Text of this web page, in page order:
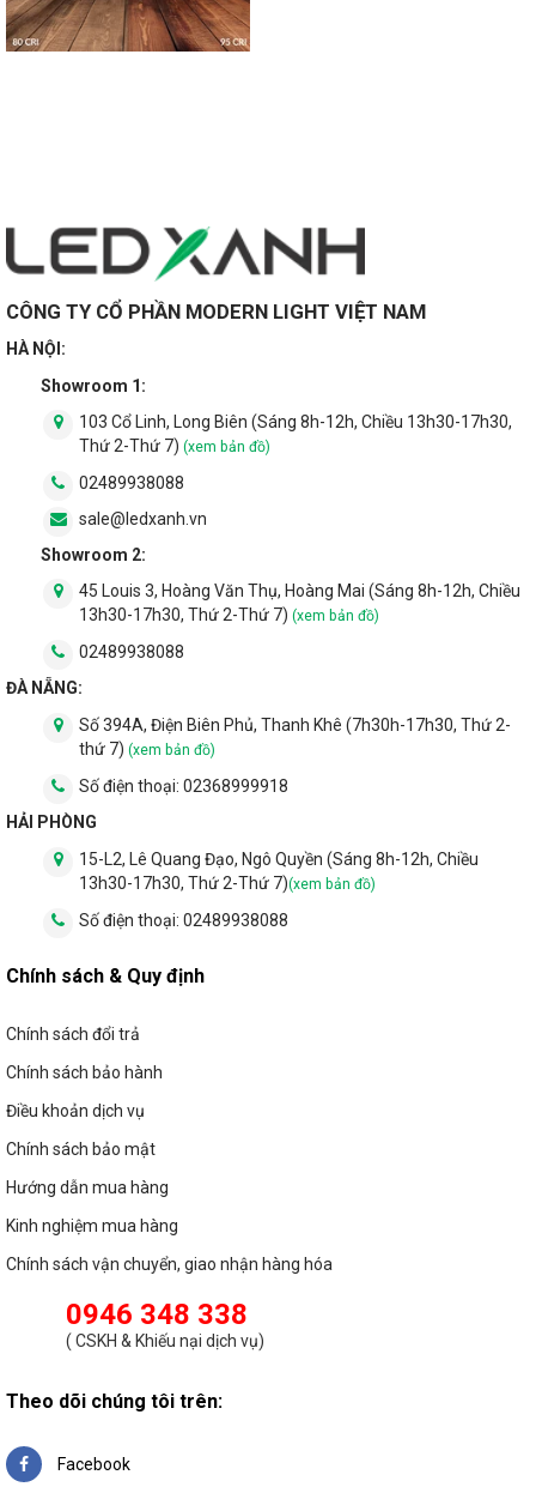
CÔNG TY CỔ PHẦN MODERN LIGHT VIỆT NAM
HÀ NỘI:
Showroom 1:
103 Cổ Linh, Long Biên (Sáng 8h-12h, Chiều 13h30-17h30,
Thứ 2-Thứ 7) (xem bản đồ)
02489938088
sale@ledxanh.vn
Showroom 2:
45 Louis 3, Hoàng Văn Thụ, Hoàng Mai (Sáng 8h-12h, Chiều
13h30-17h30, Thứ 2-Thứ 7) (xem bản đồ)
02489938088
ĐÀ NẴNG:
Số 394A, Điện Biên Phủ, Thanh Khê (7h30h-17h30, Thứ 2-
thứ 7) (xem bản đồ)
Số điện thoại: 02368999918
HẢI PHÒNG
15-L2, Lê Quang Đạo, Ngô Quyền (Sáng 8h-12h, Chiều
13h30-17h30, Thứ 2-Thứ 7)(xem bản đồ)
Số điện thoại: 02489938088
Chính sách & Quy định
Chính sách đổi trả
Chính sách bảo hành
Điều khoản dịch vụ
Chính sách bảo mật
Hướng dẫn mua hàng
Kinh nghiệm mua hàng
Chính sách vận chuyển, giao nhận hàng hóa
0946 348 338
( CSKH & Khiếu nại dịch vụ)
Theo dõi chúng tôi trên:
Facebook